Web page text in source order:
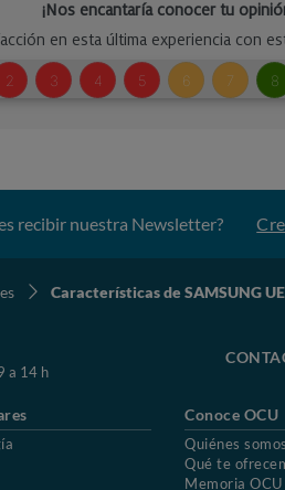
recibir nuestra Newsletter?
Características de SAMSUNG
a 14 h
Conoce OCU
Quiénes somos
Qué te
Memoria OCU